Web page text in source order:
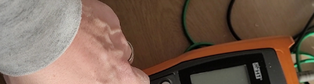
Siirry
sisältöön